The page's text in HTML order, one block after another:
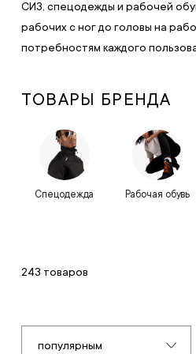
СИЗ, спецодежды и рабочей
рабочих с ног до головы на
потребностям каждого
ТОВАРЫ БРЕНДА
Спецодежда Рабочая обувь
243 товаров
популярным